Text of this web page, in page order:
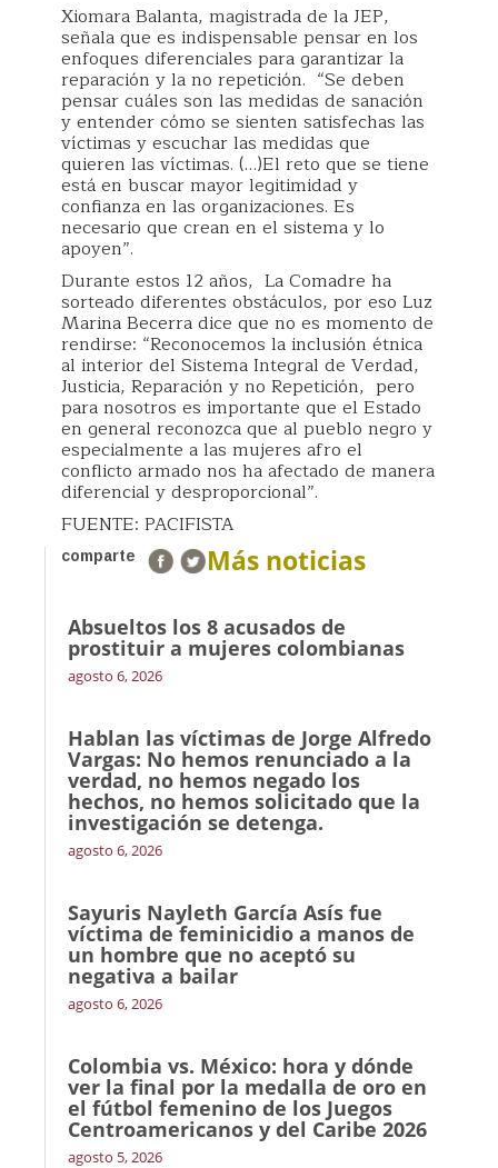
Xiomara Balanta, magistrada de la JEP,
señala que es indispensable pensar en los
enfoques diferenciales para garantizar la
reparación y la no repetición. “Se deben
pensar cuáles son las medidas de sanación
y entender cómo se sienten satisfechas las
víctimas y escuchar las medidas que
quieren las víctimas. (…)El reto que se tiene
está en buscar mayor legitimidad y
confianza en las organizaciones. Es
necesario que crean en el sistema y lo
apoyen”.
Durante estos 12 años, La Comadre ha
sorteado diferentes obstáculos, por eso Luz
Marina Becerra dice que no es momento de
rendirse: “Reconocemos la inclusión étnica
al interior del Sistema Integral de Verdad,
Justicia, Reparación y no Repetición, pero
para nosotros es importante que el Estado
en general reconozca que al pueblo negro y
especialmente a las mujeres afro el
conflicto armado nos ha afectado de manera
diferencial y desproporcional”.
FUENTE: PACIFISTA
comparte Más noticias
Absueltos los 8 acusados de
prostituir a mujeres colombianas
agosto 6, 2026
Hablan las víctimas de Jorge Alfredo
Vargas: No hemos renunciado a la
verdad, no hemos negado los
hechos, no hemos solicitado que la
investigación se detenga.
agosto 6, 2026
Sayuris Nayleth García Asís fue
víctima de feminicidio a manos de
un hombre que no aceptó su
negativa a bailar
agosto 6, 2026
Colombia vs. México: hora y dónde
ver la final por la medalla de oro en
el fútbol femenino de los Juegos
Centroamericanos y del Caribe 2026
agosto 5, 2026